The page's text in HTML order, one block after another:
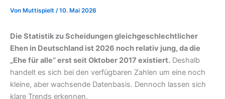
Von Muttispielt /10. Mai 2026
Die Statistik zu Scheidungen gleichgeschlechtlicher
Ehen in Deutschland ist 2026 noch relativ jung, da die
„Ehe für alle“ erst seit Oktober 2017 existiert. Deshalb
handelt es sich bei den verfügbaren Zahlen um eine noch
kleine, aber wachsende Datenbasis. Dennoch lassen sich
klare Trends erkennen.